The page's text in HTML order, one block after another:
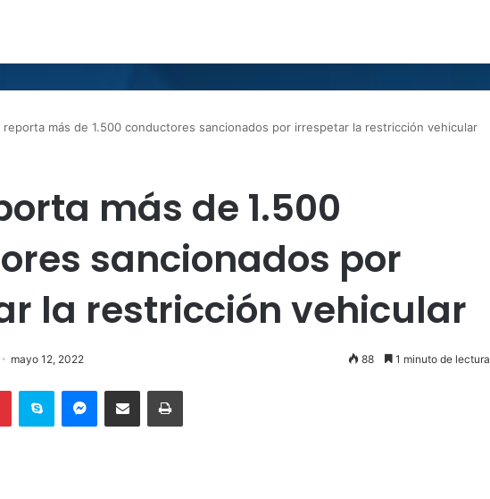
reporta más de 1.500 conductores sancionados por irrespetar la restricción vehicular
más de 1.500
sancionados por
la restricción vehicular
mayo 12, 2022 88 1 minuto de lectura
PinterestSkype MessengerCompartir por correo electrónicoImprimir